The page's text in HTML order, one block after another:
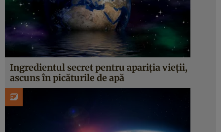
Ingredientul secret pentru apariția vieții,
ascuns în picăturile de apă